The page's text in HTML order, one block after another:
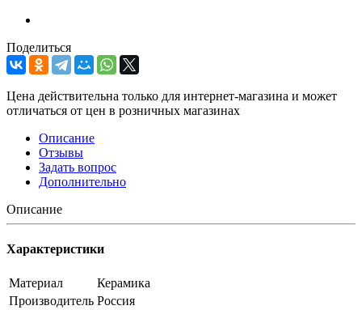
Поделиться
Цена действительна только для интернет-магазина и может
отличаться от цен в розничных магазинах
Описание
Отзывы
Задать вопрос
Дополнительно
Описание
Характеристики
Материал
Керамика
Производитель Россия